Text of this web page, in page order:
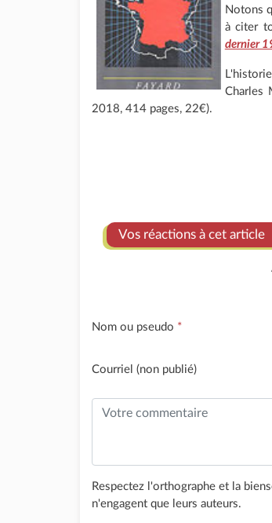
Notons
à citer
dernier
Charles
2018, 414 pages, 22€).
Vos réactions à cet article
Nom ou pseudo *
Courriel (non publié)
Respectez l'orthographe et la
n'engagent que leurs auteurs.